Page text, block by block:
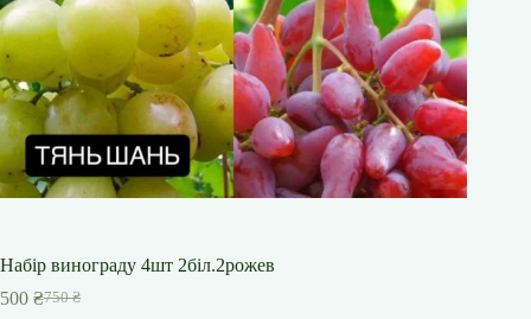
Набір винограду 4шт 2біл.2рожев
750₴
Оригінальна
500 ₴Поточна